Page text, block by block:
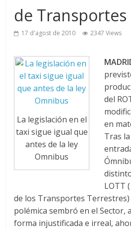
de Transportes
17 d'agost de 2010 2347 Views
La legislación en el
taxi sigue igual que
antes de la ley
Omnibus
del
en
Tras
LOTT
de los Transportes
polémica sembró en el Sector,
forma injustificada e irreal,